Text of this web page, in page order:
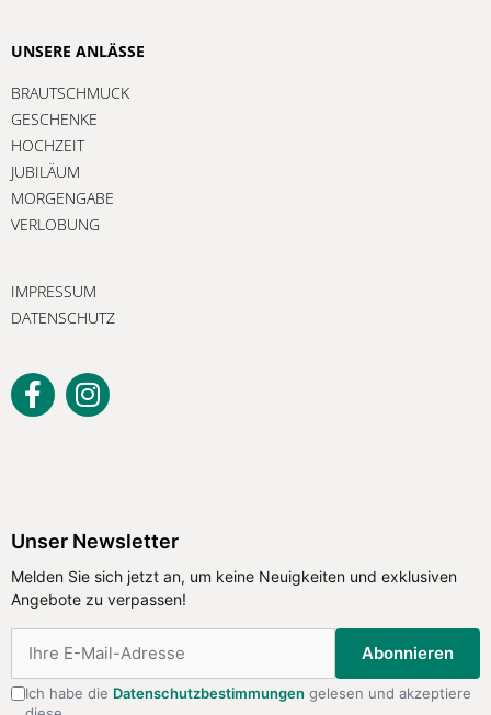
UNSERE ANLÄSSE
BRAUTSCHMUCK
GESCHENKE
HOCHZEIT
JUBILÄUM
MORGENGABE
VERLOBUNG
IMPRESSUM
DATENSCHUTZ
Unser Newsletter
Melden Sie sich jetzt an, um keine Neuigkeiten und exklusiven
Angebote zu verpassen!
Abonnieren
Ich habe die Datenschutzbestimmungen gelesen und akzeptiere
zu verpassen!
Abonnieren